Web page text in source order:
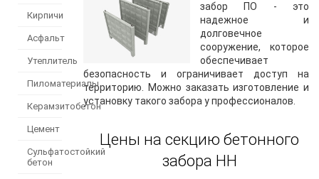
Кирпичи
Асфальт
Утеплитель
Пиломатериалы
Керамзитобетон
Цемент
Сульфатостойкий
бетон
забор ПО - это
надежное и
долговечное
сооружение, которое
обеспечивает
безопасность и ограничивает доступ на
территорию. Можно заказать изготовление и
установку такого забора у профессионалов.
Цены на секцию бетонного
забора НН